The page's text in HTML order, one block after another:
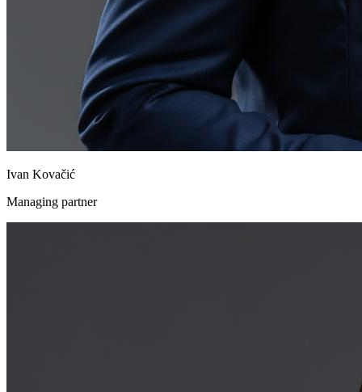
Ivan Kovačić
Managing partner